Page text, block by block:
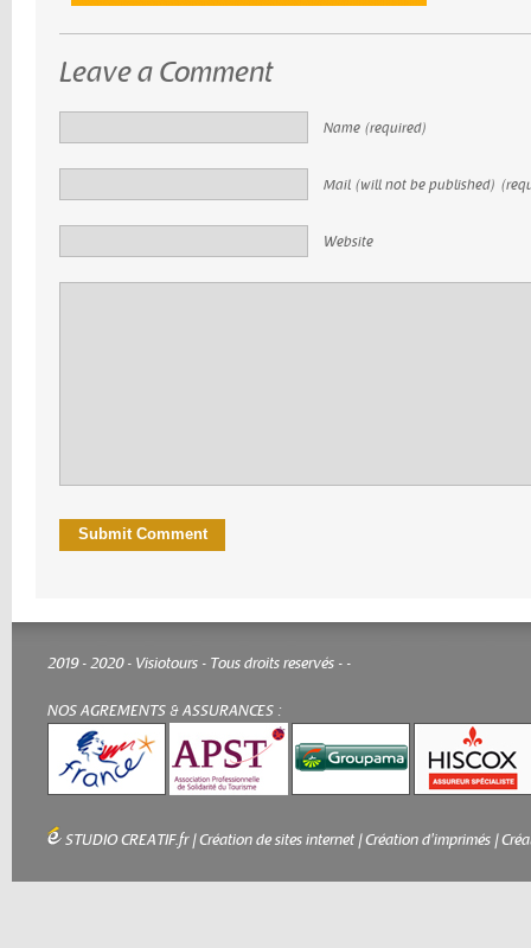
Leave a Comment
Name (required)
Mail (will not be published)
Website
2019 - 2020 - Visiotours - Tous droits reservés - -
NOS AGREMENTS & ASSURANCES :
STUDIO CREATIF.fr|Création de sites internet |Création d'imprimés |